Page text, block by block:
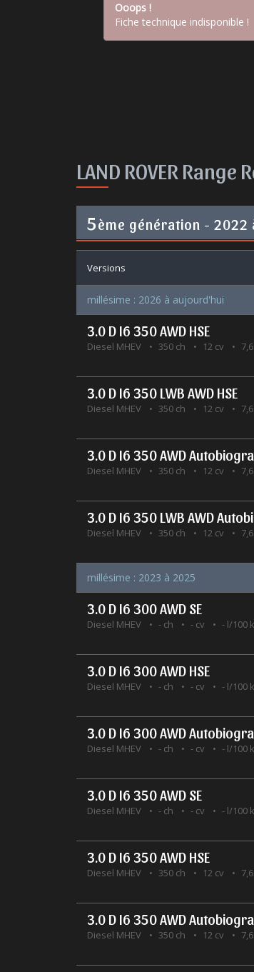
Ooops !
Fiche technique indisponible !
LAND ROVER Range
5ème génération - 2022
Versions
millésime : 2026 à aujourd'hui
3.0 D I6 350 AWD HSE
Diesel MHEV 350 ch 12 cv
3.0 D I6 350 LWB AWD HSE
Diesel MHEV 350 ch 12 cv
3.0 D I6 350 AWD
Diesel MHEV 350 ch 12 cv
3.0 D I6 350 LWB AWD
Diesel MHEV 350 ch 12 cv
millésime : 2023 à 2025
3.0 D I6 300 AWD SE
Diesel MHEV - ch - cv - l/100
3.0 D I6 300 AWD HSE
Diesel MHEV - ch - cv - l/100
3.0 D I6 300 AWD
Diesel MHEV - ch - cv - l/100
3.0 D I6 350 AWD SE
Diesel MHEV - ch - cv - l/100
3.0 D I6 350 AWD HSE
Diesel MHEV 350 ch 12 cv
3.0 D I6 350 AWD
Diesel MHEV 350 ch 12 cv